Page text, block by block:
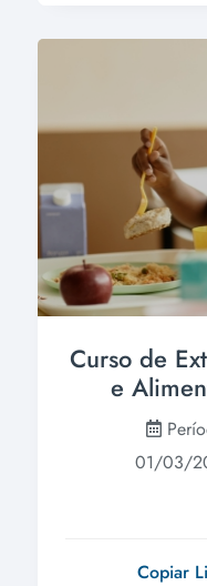
Curso de
e
01/03/
Copiar